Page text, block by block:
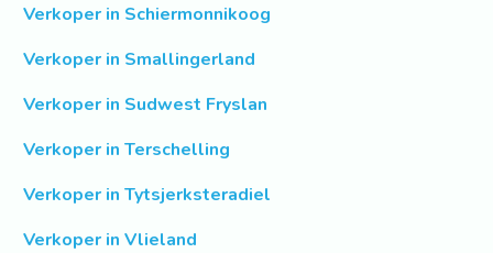
Verkoper in Schiermonnikoog
Verkoper in Smallingerland
Verkoper in Sudwest Fryslan
Verkoper in Terschelling
Verkoper in Tytsjerksteradiel
Verkoper in Vlieland